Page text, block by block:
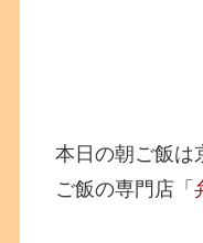
本日の朝ご飯は
ご飯の専門店「